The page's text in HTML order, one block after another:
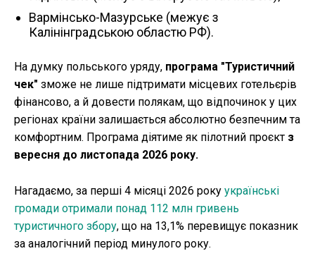
Вармінсько-Мазурське (межує з
Калінінградською областю РФ).
На думку польського уряду, програма "Туристичний
чек" зможе не лише підтримати місцевих готельєрів
фінансово, а й довести полякам, що відпочинок у цих
регіонах країни залишається абсолютно безпечним та
комфортним. Програма діятиме як пілотний проєкт з
вересня до листопада 2026 року.
Нагадаємо, за перші 4 місяці 2026 року українські
громади отримали понад 112 млн гривень
туристичного збору, що на 13,1% перевищує показник
за аналогічний період минулого року.